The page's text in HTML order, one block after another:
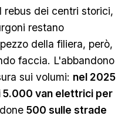
rebus dei centri storici,
restano
della filiera, però,
faccia. L'abbandono
sui volumi: nel 2025
5.000 van elettrici per
500 sulle strade